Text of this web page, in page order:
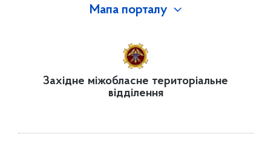
Мапа порталу
Західне міжобласне територіальне
відділення